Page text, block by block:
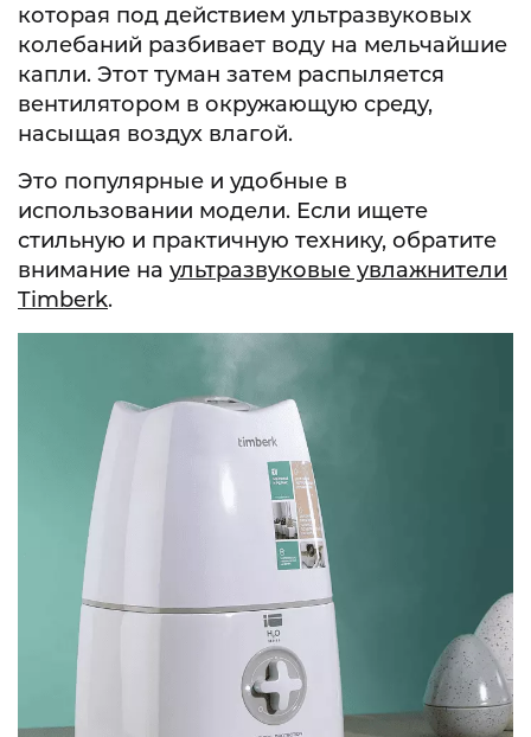
которая под действием ультразвуковых
колебаний разбивает воду на мельчайшие
капли. Этот туман затем распыляется
вентилятором в окружающую среду,
насыщая воздух влагой.
Это популярные и удобные в
использовании модели. Если ищете
стильную и практичную технику, обратите
внимание на ультразвуковые увлажнители
Timberk.